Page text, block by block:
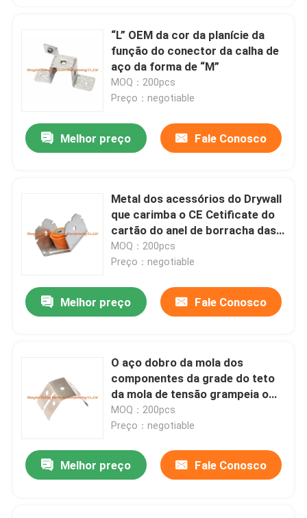
“L” OEM da cor da planície da
função do conector da calha de
aço da forma de “M”
MOQ：200pcs
Preço：negotiable
Melhor preço Fale Conosco
Metal dos acessórios do Drywall
que carimba o CE Cetificate do
cartão do anel de borracha das
peças
MOQ：200pcs
Preço：negotiable
Melhor preço Fale Conosco
O aço dobro da mola dos
componentes da grade do teto
da mola de tensão grampeia o
zinco fosfatado preto chapeado
MOQ：200pcs
Preço：negotiable
Melhor preço Fale Conosco